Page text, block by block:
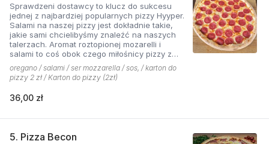
Sprawdzeni dostawcy to klucz do sukcesu
jednej z najbardziej popularnych pizzy Hyyper.
Salami na naszej pizzy jest dokładnie takie,
jakie sami chcielibyśmy znaleźć na naszych
talerzach. Aromat roztopionej mozarelli i
salami to coś obok czego miłośnicy pizzy z
mięsem nie przejdą obojętnie!
oregano / salami / ser mozzarella / sos, / karton do
pizzy 2 zł / Karton do pizzy (2zł)
36,00 zł
5. Pizza Becon